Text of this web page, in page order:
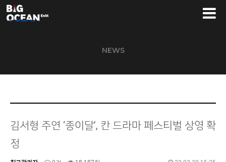
NEWS
김서형 주연 ‘종이달’, 칸 드라마 페스티벌 상영 확
정